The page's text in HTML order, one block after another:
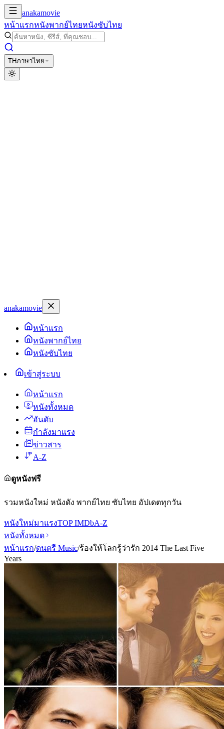
anakamovie
หน้าแรกหนังพากย์ไทยหนังซับไทย
THภาษาไทย
anakamovie
หน้าแรก
หนังพากย์ไทย
หนังซับไทย
เข้าสู่ระบบ
หน้าแรก
หนังทั้งหมด
อันดับ
กำลังมาแรง
ข่าวสาร
A-Z
ดูหนังฟรี
รวมหนังใหม่ หนังดัง พากย์ไทย ซับไทย อัปเดตทุกวัน
หนังใหม่มาแรงTOP IMDbA-Z
หนังทั้งหมด
หน้าแรก/ดนตรี Music/ร้องให้โลกรู้ว่ารัก 2014 The Last Five
Years